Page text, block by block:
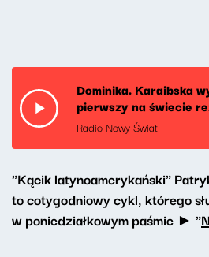
Dominika. Karaibska
pierwszy na świecie
Radio Nowy Świat
"Kącik latynoamerykański"
to cotygodniowy cykl, którego
w poniedziałkowym paśmie ► "